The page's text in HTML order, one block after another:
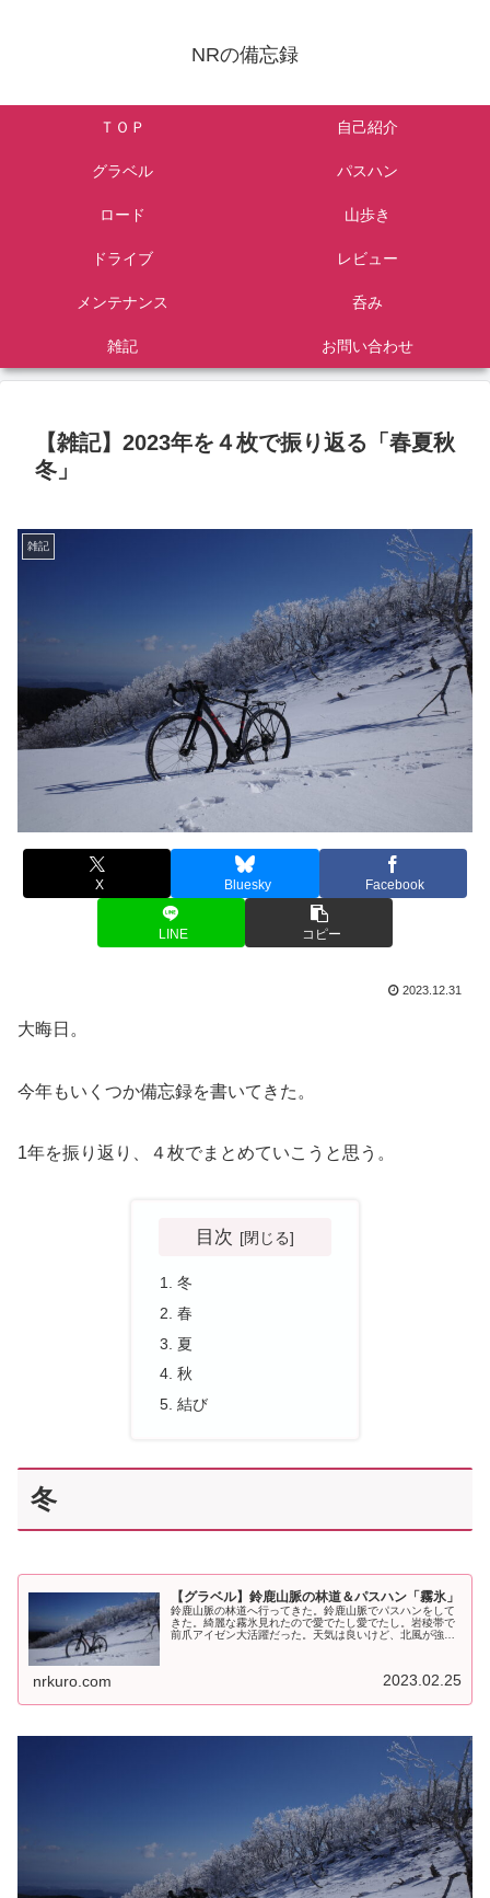
NRの備忘録
ＴＯＰ 自己紹介
グラベル パスハン
ロード 山歩き
ドライブ レビュー
メンテナンス 呑み
雑記 お問い合わせ
【雑記】2023年を４枚で振り返る「春夏秋
冬」
雑記
X Bluesky Facebook
LINE コピー
2023.12.31
大晦日。
今年もいくつか備忘録を書いてきた。
1年を振り返り、４枚でまとめていこうと思う。
目次
冬
春
夏
秋
結び
冬
【グラベル】鈴鹿山脈の林道＆パスハン「霧氷」
鈴鹿山脈の林道へ行ってきた。鈴鹿山脈でパスハンをして
きた。綺麗な霧氷見れたので愛でたし愛でたし。岩稜帯で
前爪アイゼン大活躍だった。天気は良いけど、北風が強す
nrkuro.com 2023.02.25